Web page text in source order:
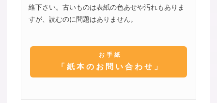
絡下さい。古いものは表紙の色あせや汚れもありま
すが、読むのに問題はありません。
お手紙
「紙本のお問い合わせ」